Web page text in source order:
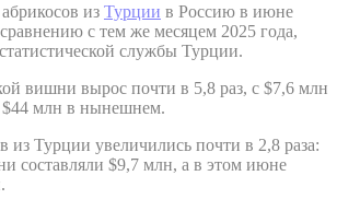
из Турции в Россию в июне
с тем же месяцем 2025 года,
службы Турции.
вишни вырос почти в 5,8 раз, с $7,6 млн
млн в нынешнем.
из Турции увеличились почти в 2,8 раза:
составляли $9,7 млн, а в этом июне